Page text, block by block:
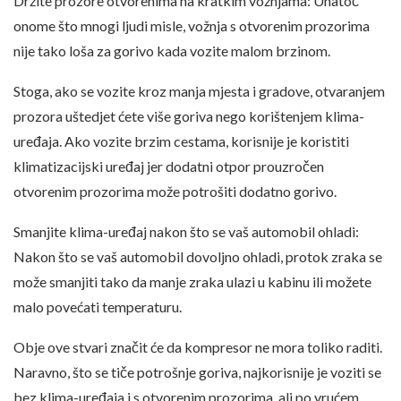
onome što mnogi ljudi misle, vožnja s otvorenim prozorima
nije tako loša za gorivo kada vozite malom brzinom.
Stoga, ako se vozite kroz manja mjesta i gradove, otvaranjem
prozora uštedjet ćete više goriva nego korištenjem klima-
uređaja. Ako vozite brzim cestama, korisnije je koristiti
klimatizacijski uređaj jer dodatni otpor prouzročen
otvorenim prozorima može potrošiti dodatno gorivo.
Smanjite klima-uređaj nakon što se vaš automobil ohladi:
Nakon što se vaš automobil dovoljno ohladi, protok zraka se
može smanjiti tako da manje zraka ulazi u kabinu ili možete
malo povećati temperaturu.
Obje ove stvari značit će da kompresor ne mora toliko raditi.
Naravno, što se tiče potrošnje goriva, najkorisnije je voziti se
bez klima-uređaja i s otvorenim prozorima, ali po vrućem